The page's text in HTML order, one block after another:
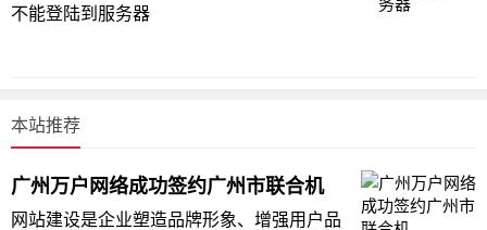
不能登陆到服务器
本站推荐
广州万户网络成功签约广州市联合机
网站建设是企业塑造品牌形象、增强用户品